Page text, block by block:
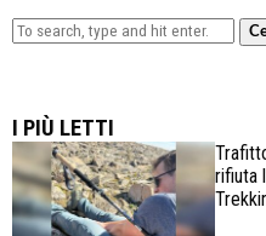
I PIÙ LETTI
rifiuta